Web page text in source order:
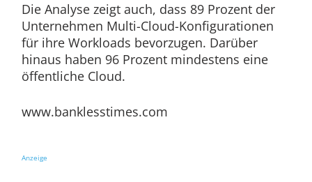
Die Analyse zeigt auch, dass 89 Prozent der
Unternehmen Multi-Cloud-Konfigurationen
für ihre Workloads bevorzugen. Darüber
hinaus haben 96 Prozent mindestens eine
öffentliche Cloud.
www.banklesstimes.com
Anzeige